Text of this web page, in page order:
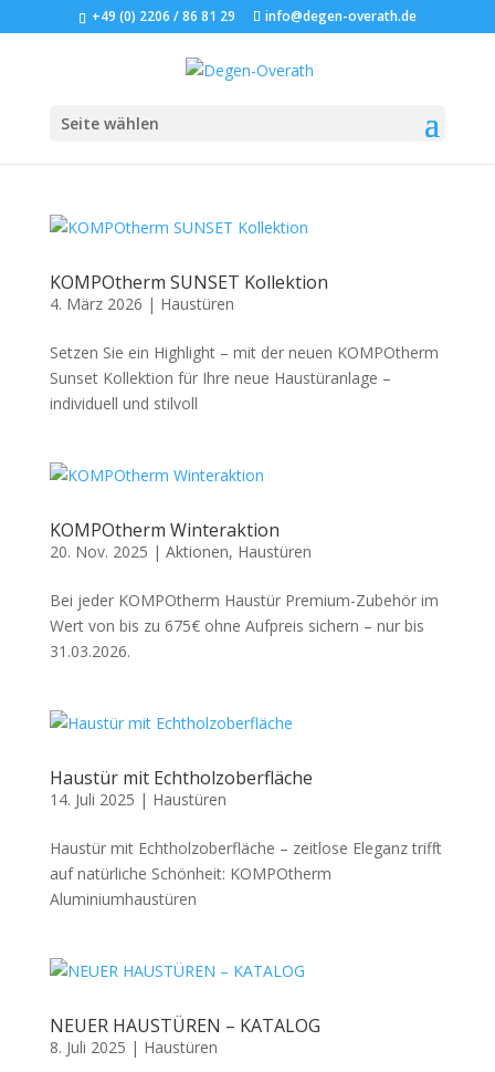
+49 (0) 2206 / 86 81 29 info@degen-overath.de
Seite wählen
KOMPOtherm SUNSET Kollektion
4. März 2026 | Haustüren
Setzen Sie ein Highlight – mit der neuen KOMPOtherm
Sunset Kollektion für Ihre neue Haustüranlage –
individuell und stilvoll
KOMPOtherm Winteraktion
20. Nov. 2025 | Aktionen, Haustüren
Bei jeder KOMPOtherm Haustür Premium-Zubehör im
Wert von bis zu 675€ ohne Aufpreis sichern – nur bis
31.03.2026.
Haustür mit Echtholzoberfläche
14. Juli 2025 | Haustüren
Haustür mit Echtholzoberfläche – zeitlose Eleganz trifft
auf natürliche Schönheit: KOMPOtherm
Aluminiumhaustüren
NEUER HAUSTÜREN – KATALOG
8. Juli 2025 | Haustüren